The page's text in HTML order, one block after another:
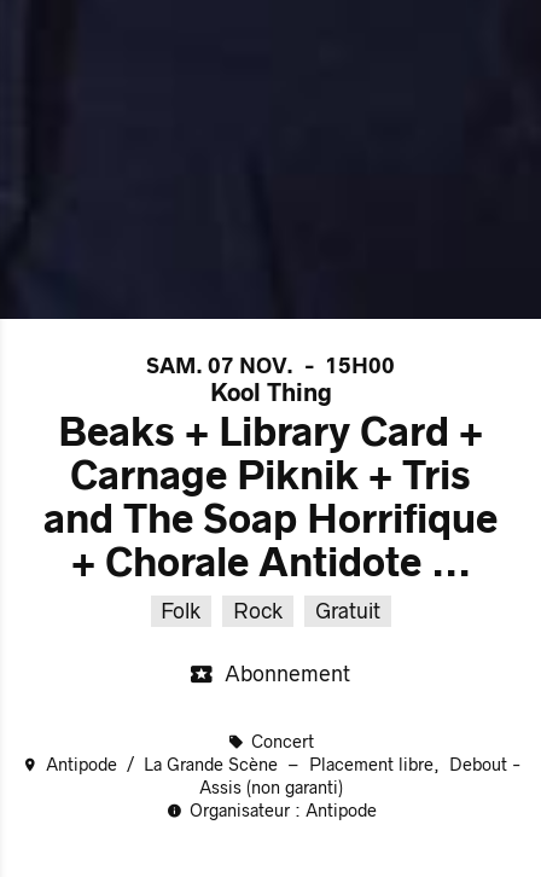
SAM. 07 NOV. - 15H00
Kool Thing
Beaks + Library Card +
Carnage Piknik + Tris
and The Soap Horrifique
+ Chorale Antidote ...
Folk Rock Gratuit
Abonnement
Concert
Antipode
La Grande Scène Placement libre
Debout -
Assis (non garanti)
Organisateur : Antipode